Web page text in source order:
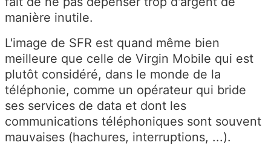
manière inutile.
L'image de SFR est quand même bien
meilleure que celle de Virgin Mobile qui est
plutôt considéré, dans le monde de la
téléphonie, comme un opérateur qui bride
ses services de data et dont les
communications téléphoniques sont souvent
mauvaises (hachures, interruptions, ...).